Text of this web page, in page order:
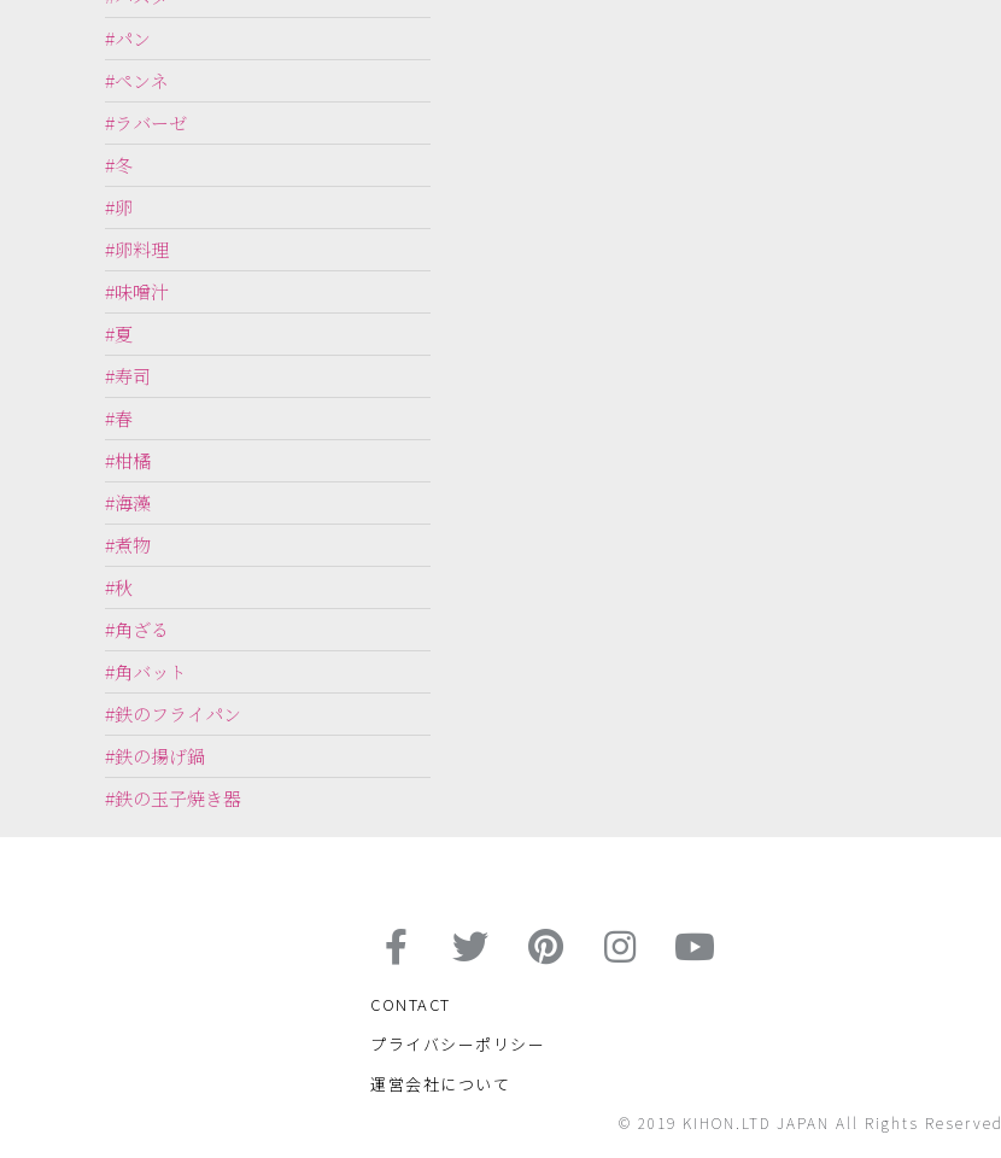
#パン
#ペンネ
#ラバーゼ
#冬
#卵
#卵料理
#味噌汁
#夏
#寿司
#春
#柑橘
#海藻
#煮物
#秋
#角ざる
#角バット
#鉄のフライパン
#鉄の揚げ鍋
#鉄の玉子焼き器
CONTACT
プライバシーポリシー
運営会社について
© 2019 KIHON.LTD JAPAN All Rights Reserved